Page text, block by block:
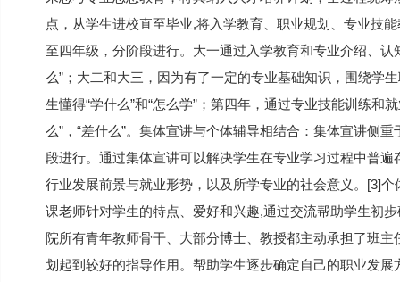
点，从学生进校直至毕业,将入学教育、职业规划、专业技
至四年级，分阶段进行。大一通过入学教育和专业介绍、
么”；大二和大三，因为有了一定的专业基础知识，围绕学
生懂得“学什么”和“怎么学”；第四年，通过专业技能训练和
么”，“差什么”。集体宣讲与个体辅导相结合：集体宣讲侧
段进行。通过集体宣讲可以解决学生在专业学习过程中普
行业发展前景与就业形势，以及所学专业的社会意义。[3]
课老师针对学生的特点、爱好和兴趣,通过交流帮助学生初
院所有青年教师骨干、大部分博士、教授都主动承担了班
划起到较好的指导作用。帮助学生逐步确定自己的职业发